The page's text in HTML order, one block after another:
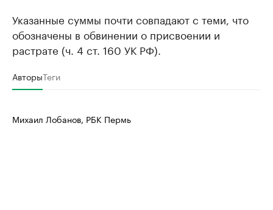
Указанные суммы почти совпадают с теми, что
обозначены в обвинении о присвоении и
растрате (ч. 4 ст. 160 УК РФ).
АвторыТеги
Михаил Лобанов, РБК Пермь